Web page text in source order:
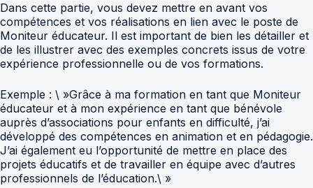
Dans cette partie, vous devez mettre en avant vos
compétences et vos réalisations en lien avec le poste de
Moniteur éducateur. Il est important de bien les détailler et
de les illustrer avec des exemples concrets issus de votre
expérience professionnelle ou de vos formations.
Exemple : \ »Grâce à ma formation en tant que Moniteur
éducateur et à mon expérience en tant que bénévole
auprès d’associations pour enfants en difficulté, j’ai
développé des compétences en animation et en pédagogie.
J’ai également eu l’opportunité de mettre en place des
projets éducatifs et de travailler en équipe avec d’autres
professionnels de l’éducation.\ »